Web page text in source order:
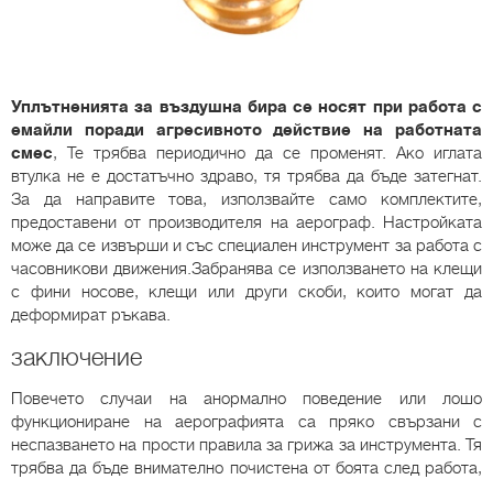
Уплътненията за въздушна бира се носят при работа с
емайли поради агресивното действие на работната
смес, Те трябва периодично да се променят. Ако иглата
втулка не е достатъчно здраво, тя трябва да бъде затегнат.
За да направите това, използвайте само комплектите,
предоставени от производителя на аерограф. Настройката
може да се извърши и със специален инструмент за работа с
часовникови движения.Забранява се използването на клещи
с фини носове, клещи или други скоби, които могат да
деформират ръкава.
заключение
Повечето случаи на анормално поведение или лошо
функциониране на аерографията са пряко свързани с
неспазването на прости правила за грижа за инструмента. Тя
трябва да бъде внимателно почистена от боята след работа,